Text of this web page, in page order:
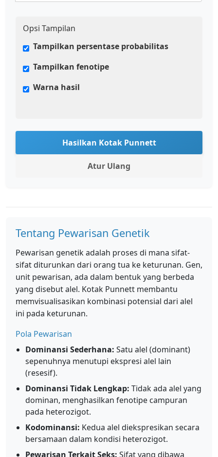
Opsi Tampilan
Tampilkan persentase probabilitas
Tampilkan fenotipe
Warna hasil
Hasilkan Kotak Punnett
Atur Ulang
Tentang Pewarisan Genetik
Pewarisan genetik adalah proses di mana sifat-
sifat diturunkan dari orang tua ke keturunan. Gen,
unit pewarisan, ada dalam bentuk yang berbeda
yang disebut alel. Kotak Punnett membantu
memvisualisasikan kombinasi potensial dari alel
ini pada keturunan.
Pola Pewarisan
Dominansi Sederhana: Satu alel (dominant)
sepenuhnya menutupi ekspresi alel lain
(resesif).
Dominansi Tidak Lengkap: Tidak ada alel yang
dominan, menghasilkan fenotipe campuran
pada heterozigot.
Kodominansi: Kedua alel diekspresikan secara
bersamaan dalam kondisi heterozigot.
Pewarisan Terkait Seks: Sifat yang dibawa